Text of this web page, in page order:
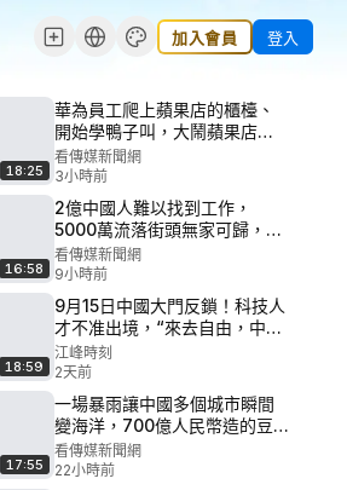
加入會員 登入
18:25
華為員工爬上蘋果店的櫃檯、
開始學鴨子叫，大鬧蘋果店，
銷量和品質比不過蘋果，就使
出下三濫的手段！竹知了火
了，華爲這次完了，被2億中國
人抵制
看傳媒新聞網
3小時前
16:58
2億中國人難以找到工作，
5000萬流落街頭無家可歸，中
國大崩潰即將來臨！年輕人被
經濟壓到絕望，工資越來越低
生活艱難，沒希望了，百姓集
體躺平
看傳媒新聞網
9小時前
18:59
9月15日中國大門反鎖！科技人
才不准出境，“來去自由，中國
大門永遠敞開”承諾成灰！美國
科技富豪、中國石油科技之父
蕭光琰悲劇重演？【歷史上的
今天20260805第414期】#中
國時局
江峰時刻
2天前
17:55
一場暴雨讓中國多個城市瞬間
變海洋，700億人民幣造的豆
腐渣排水系統形同虛設
看傳媒新聞網
22小時前